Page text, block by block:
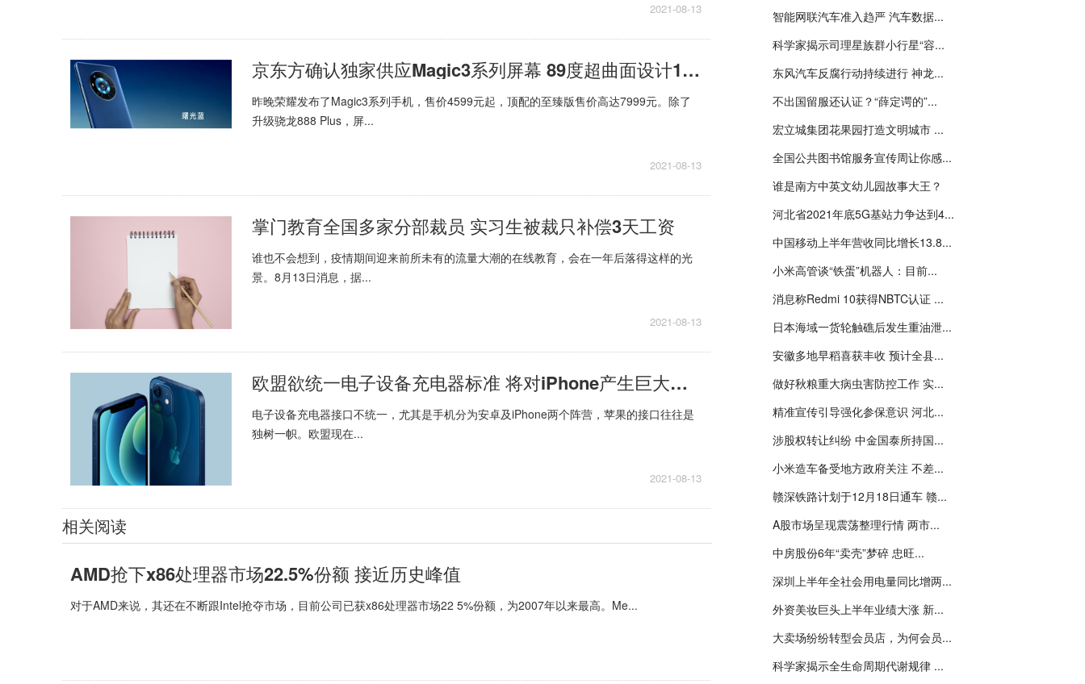
2021-08-13
京东方确认独家供应Magic3系列屏幕 89度超曲面设计120Hz高刷
昨晚荣耀发布了Magic3系列手机，售价4599元起，顶配的至臻版售价高达7999元。除了
升级骁龙888 Plus，屏...
2021-08-13
掌门教育全国多家分部裁员 实习生被裁只补偿3天工资
谁也不会想到，疫情期间迎来前所未有的流量大潮的在线教育，会在一年后落得这样的光
景。8月13日消息，据...
2021-08-13
欧盟欲统一电子设备充电器标准 将对iPhone产生巨大影响
电子设备充电器接口不统一，尤其是手机分为安卓及iPhone两个阵营，苹果的接口往往是
独树一帜。欧盟现在...
2021-08-13
相关阅读
AMD抢下x86处理器市场22.5%份额 接近历史峰值
对于AMD来说，其还在不断跟Intel抢夺市场，目前公司已获x86处理器市场22 5%份额，为2007年以来最高。Me...
智能网联汽车准入趋严 汽车数据...
科学家揭示司理星族群小行星“容...
东风汽车反腐行动持续进行 神龙...
不出国留服还认证？“薛定谔的”...
宏立城集团花果园打造文明城市 ...
全国公共图书馆服务宣传周让你感...
谁是南方中英文幼儿园故事大王？
河北省2021年底5G基站力争达到4...
中国移动上半年营收同比增长13.8...
小米高管谈“铁蛋”机器人：目前...
消息称Redmi 10获得NBTC认证 ...
日本海域一货轮触礁后发生重油泄...
安徽多地早稻喜获丰收 预计全县...
做好秋粮重大病虫害防控工作 实...
精准宣传引导强化参保意识 河北...
涉股权转让纠纷 中金国泰所持国...
小米造车备受地方政府关注 不差...
赣深铁路计划于12月18日通车 赣...
A股市场呈现震荡整理行情 两市...
中房股份6年“卖壳”梦碎 忠旺...
深圳上半年全社会用电量同比增两...
外资美妆巨头上半年业绩大涨 新...
大卖场纷纷转型会员店，为何会员...
科学家揭示全生命周期代谢规律 ...